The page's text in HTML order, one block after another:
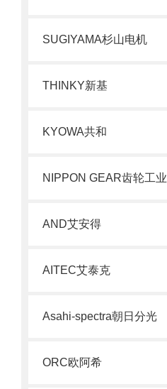
SUGIYAMA杉山电机
THINKY新基
KYOWA共和
NIPPON GEAR齿轮工业
AND艾安得
AITEC艾泰克
Asahi-spectra朝日分光
ORC欧阿希